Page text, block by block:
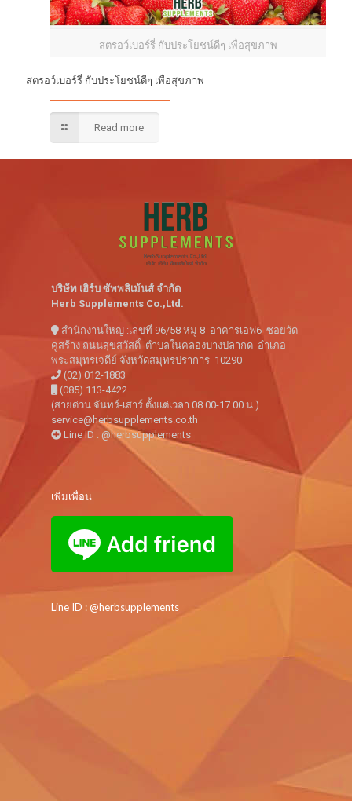
สตรอว์เบอร์รี่ กับประโยชน์ดีๆ เพื่อสุขภาพ
สตรอว์เบอร์รี่ กับประโยชน์ดีๆ เพื่อสุขภาพ
Read more
บริษัท เฮิร์บ ซัพพลิเม้นส์ จำกัด
Herb Supplements Co.,Ltd.
สำนักงานใหญ่ :เลขที่ 96/58 หมู่ 8 อาคารเอฟ6 ซอยวัด
คู่สร้าง ถนนสุขสวัสดิ์ ตำบลในคลองบางปลากด อำเภอ
พระสมุทรเจดีย์ จังหวัดสมุทรปราการ 10290
(02) 012-1883
(085) 113-4422
(สายด่วน จันทร์-เสาร์ ตั้งแต่เวลา 08.00-17.00 น.)
service@herbsupplements.co.th
Line ID : @herbsupplements
เพิ่มเพื่อน
Line ID : @herbsupplements